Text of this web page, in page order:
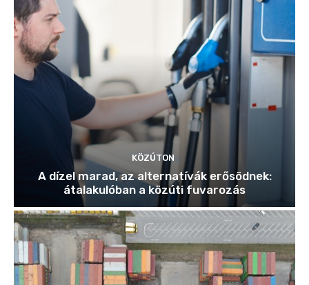
KÖZÚTON
A dízel marad, az alternatívák erősödnek:
átalakulóban a közúti fuvarozás